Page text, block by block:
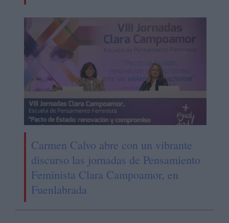
Carmen Calvo abre con un vibrante
discurso las jornadas de Pensamiento
Feminista Clara Campoamor, en
Fuenlabrada